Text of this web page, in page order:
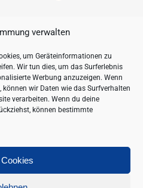
verwalten
um Geräteinformationen zu
Wir tun dies, um das Surferlebnis
Werbung anzuzeigen. Wenn
wir Daten wie das Surfverhalten
verarbeiten. Wenn du deine
können bestimmte
GmbH
115
Barth
Germany
bis 16.00 Uhr